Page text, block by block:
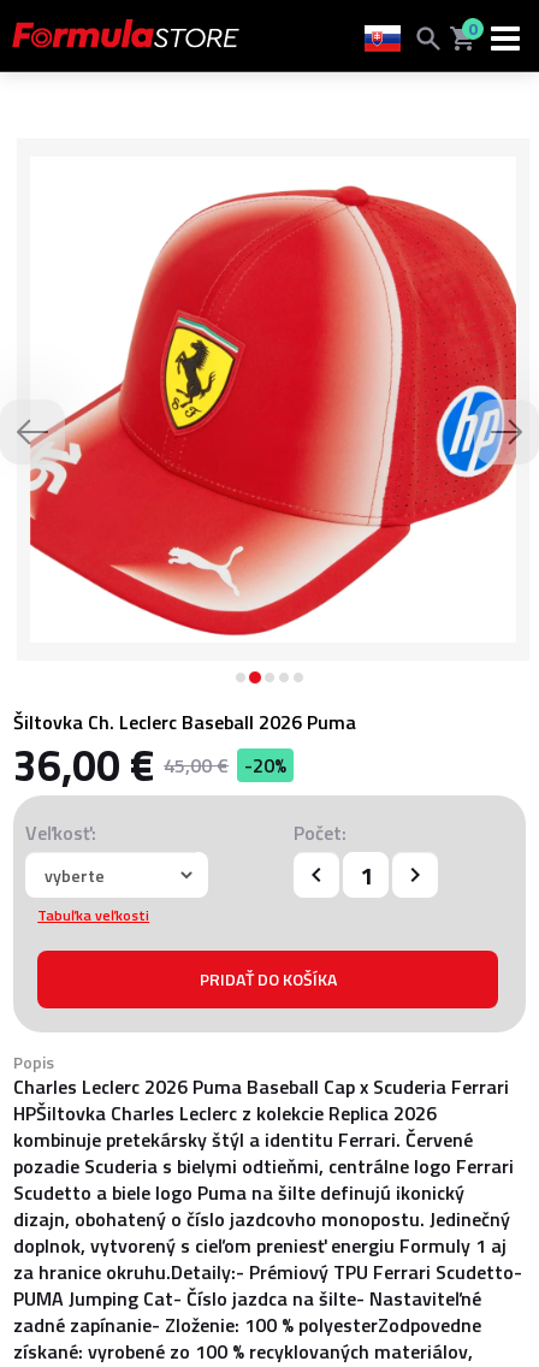
0
Šiltovka Ch. Leclerc Baseball 2026 Puma
36,00 €45,00 € -20%
Veľkosť: Počet:
Tabuľka veľkosti
Popis
Charles Leclerc 2026 Puma Baseball Cap x Scuderia Ferrari
HPŠiltovka Charles Leclerc z kolekcie Replica 2026
kombinuje pretekársky štýl a identitu Ferrari. Červené
pozadie Scuderia s bielymi odtieňmi, centrálne logo Ferrari
Scudetto a biele logo Puma na šilte definujú ikonický
dizajn, obohatený o číslo jazdcovho monopostu. Jedinečný
doplnok, vytvorený s cieľom preniesť energiu Formuly 1 aj
za hranice okruhu.Detaily:- Prémiový TPU Ferrari Scudetto-
PUMA Jumping Cat- Číslo jazdca na šilte- Nastaviteľné
zadné zapínanie- Zloženie: 100 % polyesterZodpovedne
získané: vyrobené zo 100 % recyklovaných materiálov,